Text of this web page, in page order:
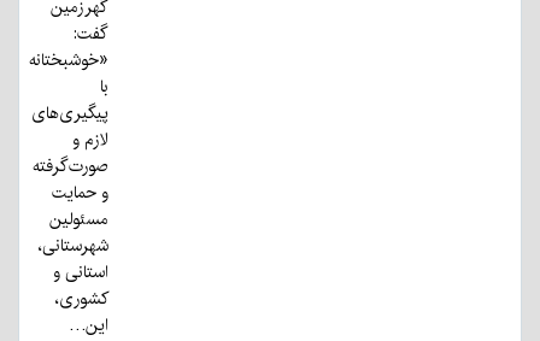
گهرزمین
گفت:
«خوشبختانه
با
پیگیری‌های
لازم و
صورت‌گرفته
و حمایت
مسئولین
شهرستانی،
استانی و
کشوری،
این…